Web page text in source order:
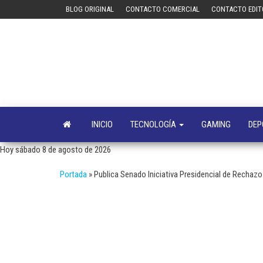
BLOG ORIGINAL CONTACTO COMERCIAL CONTACTO
INICIO TECNOLOGÍA GAMING
Hoy sábado 8 de agosto de 2026
Portada »Publica Senado Iniciativa Presidencial de